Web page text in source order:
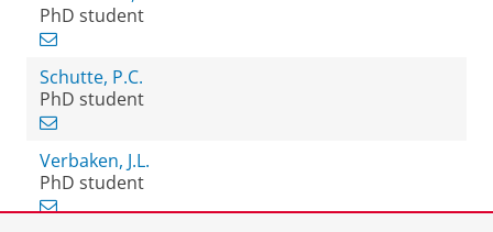
PhD student
Schutte, P.C.
PhD student
Verbaken, J.L.
PhD student